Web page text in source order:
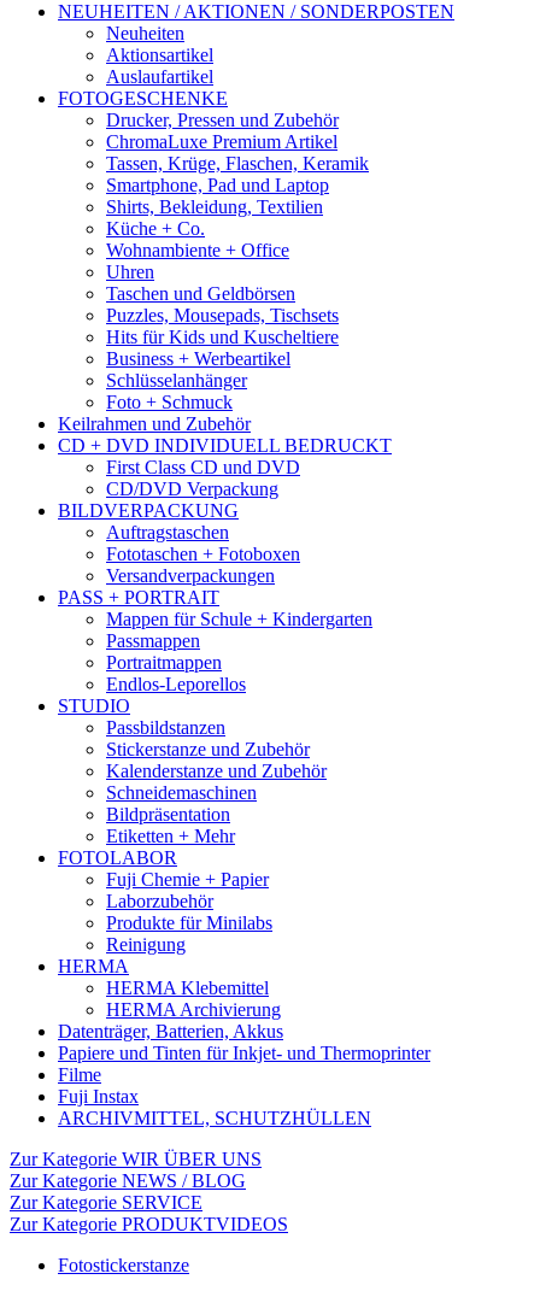
NEUHEITEN / AKTIONEN / SONDERPOSTEN
Neuheiten
Aktionsartikel
Auslaufartikel
FOTOGESCHENKE
Drucker, Pressen und Zubehör
ChromaLuxe Premium Artikel
Tassen, Krüge, Flaschen, Keramik
Smartphone, Pad und Laptop
Shirts, Bekleidung, Textilien
Küche + Co.
Wohnambiente + Office
Uhren
Taschen und Geldbörsen
Puzzles, Mousepads, Tischsets
Hits für Kids und Kuscheltiere
Business + Werbeartikel
Schlüsselanhänger
Foto + Schmuck
Keilrahmen und Zubehör
CD + DVD INDIVIDUELL BEDRUCKT
First Class CD und DVD
CD/DVD Verpackung
BILDVERPACKUNG
Auftragstaschen
Fototaschen + Fotoboxen
Versandverpackungen
PASS + PORTRAIT
Mappen für Schule + Kindergarten
Passmappen
Portraitmappen
Endlos-Leporellos
STUDIO
Passbildstanzen
Stickerstanze und Zubehör
Kalenderstanze und Zubehör
Schneidemaschinen
Bildpräsentation
Etiketten + Mehr
FOTOLABOR
Fuji Chemie + Papier
Laborzubehör
Produkte für Minilabs
Reinigung
HERMA
HERMA Klebemittel
HERMA Archivierung
Datenträger, Batterien, Akkus
Papiere und Tinten für Inkjet- und Thermoprinter
Filme
Fuji Instax
ARCHIVMITTEL, SCHUTZHÜLLEN
Zur Kategorie WIR ÜBER UNS
Zur Kategorie NEWS / BLOG
Zur Kategorie SERVICE
Zur Kategorie PRODUKTVIDEOS
Fotostickerstanze